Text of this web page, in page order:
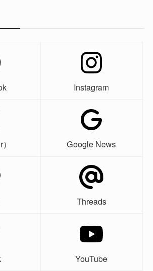
Instagram
Google News
Threads
YouTube